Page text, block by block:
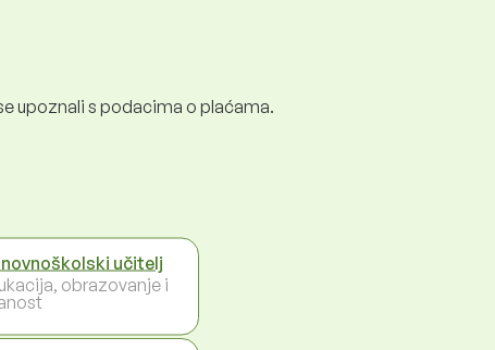
upoznali s podacima o plaćama.
učitelj
obrazovanje i